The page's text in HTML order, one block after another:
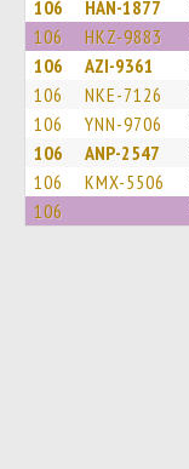
106 HAN-1877
106 HKZ-9883
106 AZI-9361
106 NKE-7126
106 YNN-9706
106 ANP-2547
106 KMX-5506
106